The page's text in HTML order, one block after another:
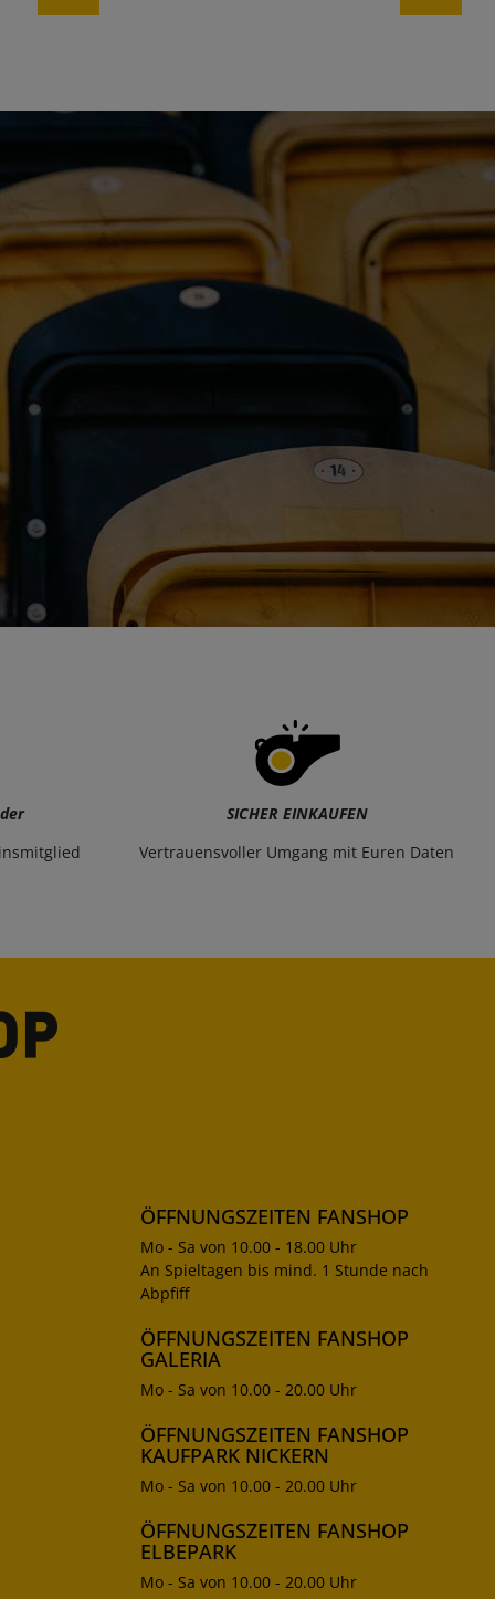
SICHER EINKAUFEN
Vertrauensvoller Umgang mit Euren Daten
ÖFFNUNGSZEITEN FANSHOP
Mo - Sa von 10.00 - 18.00 Uhr
An Spieltagen bis mind. 1 Stunde nach
Abpfiff
ÖFFNUNGSZEITEN FANSHOP
GALERIA
Mo - Sa von 10.00 - 20.00 Uhr
ÖFFNUNGSZEITEN FANSHOP
KAUFPARK NICKERN
Mo - Sa von 10.00 - 20.00 Uhr
ÖFFNUNGSZEITEN FANSHOP
ELBEPARK
Mo - Sa von 10.00 - 20.00 Uhr